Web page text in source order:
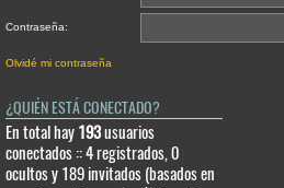
Contraseña:
Olvidé mi contraseña
¿QUIÉN ESTÁ CONECTADO?
En total hay 193usuarios
conectados :: 4 registrados, 0
ocultos y 189 invitados (basados en